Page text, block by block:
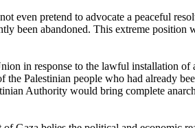
even pretend to advocate a peaceful
been abandoned. This extreme
in response to the lawful installation
Palestinian people who had already
Authority would bring complete